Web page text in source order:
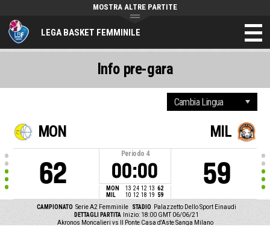
LEGA BASKET FEMMINILE
MOSTRA ALTRE PARTITE
MON
62
Periodo 4
00:00
MON 13 24 12 13 62
MIL
10 12 18 19 59
MIL
59
CAMPIONATO Serie A2 Femminile STADIO
Palazzetto Dello Sport Einaudi
DETTAGLI PARTITA
Inizio: 18:00 GMT 06/06/21
Akronos Moncalieri vs Il Ponte Casa d'Aste Sanga Milano
Info pre-gara